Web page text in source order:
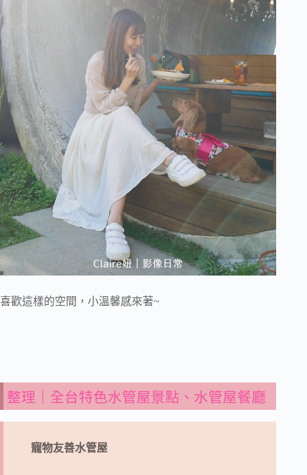
喜歡這樣的空間，小溫馨感來著~
整理｜全台特色水管屋景點、水管屋餐廳
寵物友善水管屋